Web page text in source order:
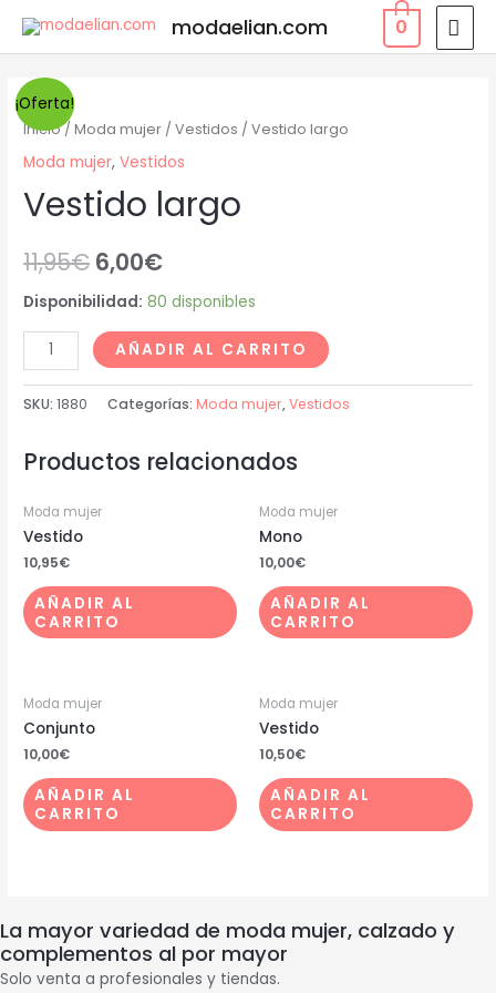
modaelian.com 0
¡Oferta!
Inicio/Moda mujer /Vestidos / Vestido largo
Moda mujer,Vestidos
Vestido largo
11,95€ 6,00€
Disponibilidad: 80 disponibles
Vestido
largo
cantidad
AÑADIR AL CARRITO
SKU:1880 Categorías: Moda mujer,Vestidos
Productos relacionados
Moda mujer
Vestido
10,95€
AÑADIR AL
CARRITO
Moda mujer
Mono
10,00€
AÑADIR AL
CARRITO
Moda mujer
Conjunto
10,00€
AÑADIR AL
CARRITO
Moda mujer
Vestido
10,50€
AÑADIR AL
CARRITO
La mayor variedad de moda mujer, calzado y
complementos al por mayor
Solo venta a profesionales y tiendas.